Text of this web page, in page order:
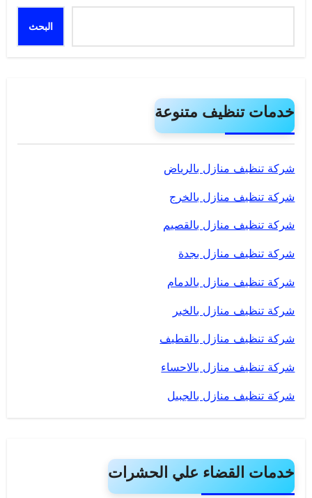
البحث
خدمات تنظيف متنوعة
شركة تنظيف منازل بالرياض
شركة تنظيف منازل بالخرج
شركة تنظيف منازل بالقصيم
شركة تنظيف منازل بجدة
شركة تنظيف منازل بالدمام
شركة تنظيف منازل بالخبر
شركة تنظيف منازل بالقطيف
شركة تنظيف منازل بالاحساء
شركة تنظيف منازل بالجبيل
خدمات القضاء علي الحشرات